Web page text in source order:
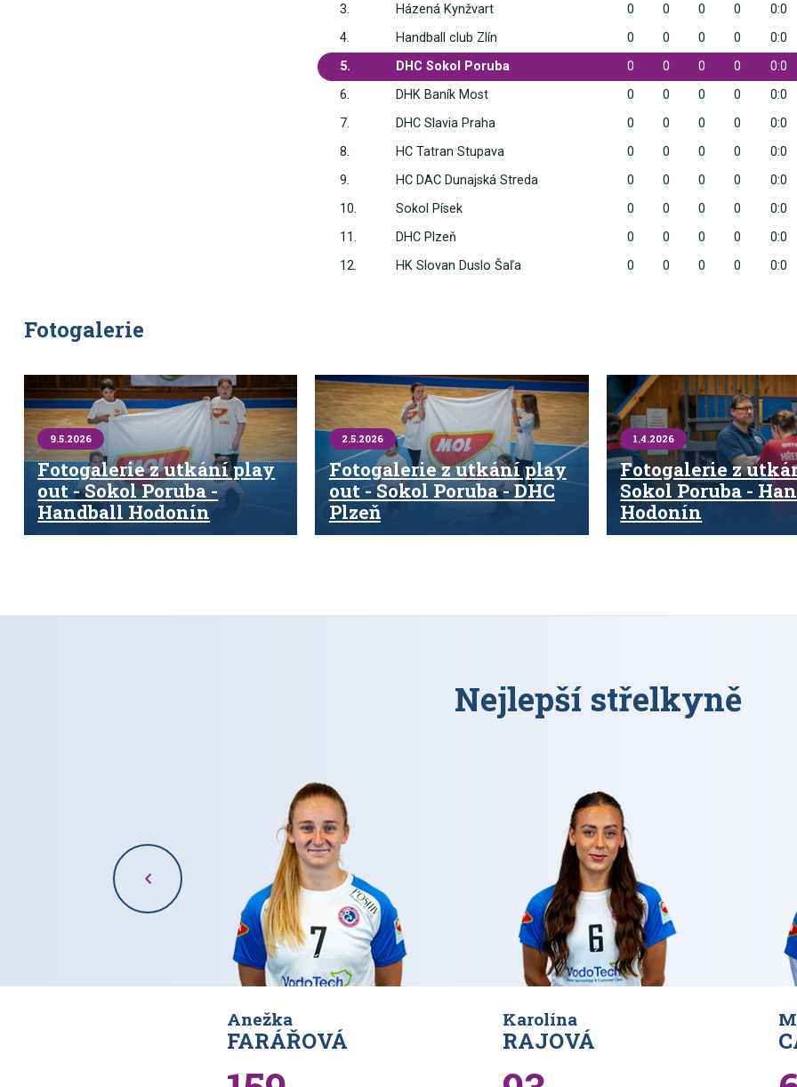
3.
Házená Kynžvart 0 0 0 0
0:0
4.
Handball club Zlín 0 0 0 0
0:0
5.
DHC Sokol Poruba 0 0 0 0
0:0
6.
DHK Baník Most 0 0 0 0
0:0
7.
DHC Slavia Praha 0 0 0 0
0:0
8.
HC Tatran Stupava 0 0 0 0
0:0
9.
HC DAC Dunajská Streda 0 0 0 0
0:0
10.
Sokol Písek 0 0 0 0
0:0
11.
DHC Plzeň 0 0 0 0
0:0
12.
HK Slovan Duslo Šaľa 0 0 0 0 0:0
Fotogalerie
9.5.2026
Fotogalerie z utkání play
out - Sokol Poruba -
Handball Hodonín
2.5.2026
Fotogalerie z utkání play
out - Sokol Poruba - DHC
Plzeň
1.4.2026
Fotogalerie z
Sokol Poruba -
Hodonín
Nejlepší střelkyně
Anežka
FARÁŘOVÁ
Karolína
RAJOVÁ